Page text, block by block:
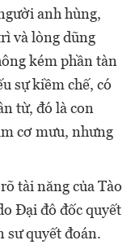
anh hùng,
và lòng dũng
kém phần tàn
sự kiềm chế, có
từ, đó là con
cơ mưu, nhưng
tài năng của Tào
Đại đô đốc quyết
sư quyết đoán.